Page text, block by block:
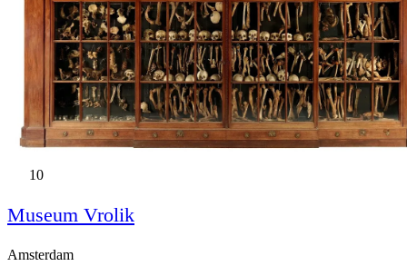
10
Museum Vrolik
Amsterdam